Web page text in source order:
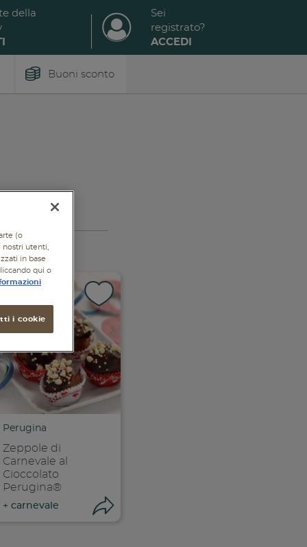
della
Sei
registrato?
ACCEDI
Buoni sconto
condivisione
Perugina
Zeppole di
Carnevale al
Cioccolato
Perugina®
+carnevale
(o
utenti,
in base
qui o
i cookie